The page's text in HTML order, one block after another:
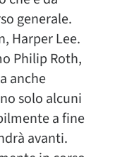
generale.
Harper Lee.
Philip Roth,
anche
solo alcuni
a fine
avanti.